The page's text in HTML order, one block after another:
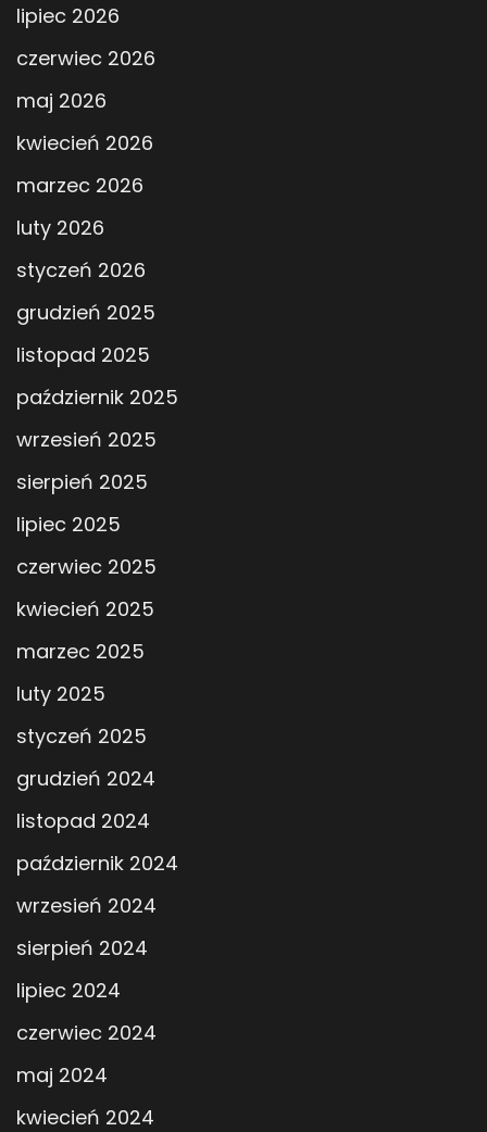
lipiec 2026
czerwiec 2026
maj 2026
kwiecień 2026
marzec 2026
luty 2026
styczeń 2026
grudzień 2025
listopad 2025
październik 2025
wrzesień 2025
sierpień 2025
lipiec 2025
czerwiec 2025
kwiecień 2025
marzec 2025
luty 2025
styczeń 2025
grudzień 2024
listopad 2024
październik 2024
wrzesień 2024
sierpień 2024
lipiec 2024
czerwiec 2024
maj 2024
kwiecień 2024